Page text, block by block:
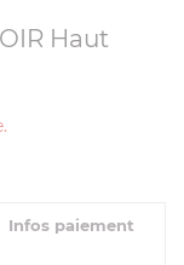
Haut
Infos paiement